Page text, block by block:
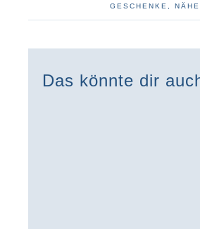
GESCHENKE
Das könnte dir